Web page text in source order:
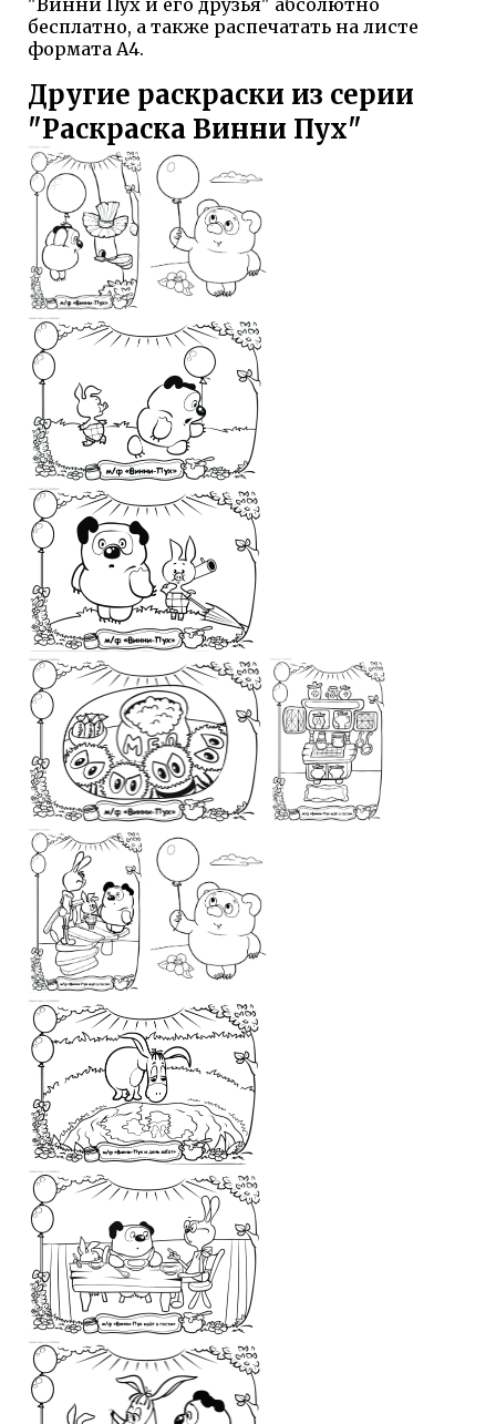
бесплатно, а также распечатать на листе
формата А4.
Другие раскраски из серии
"Раскраска Винни Пух"